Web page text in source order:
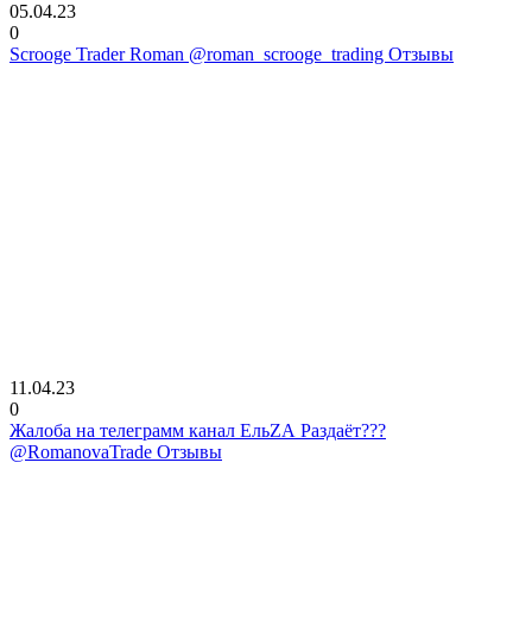
05.04.23
0
Scrooge Trader Roman @roman_scrooge_trading Отзывы
11.04.23
0
Жалоба на телеграмм канал ЕльZА Раздаёт???
@RomanovaTrade Отзывы